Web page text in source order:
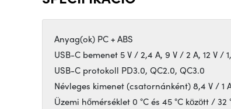
Anyag(ok) PC + ABS
USB-C bemenet 5 V / 2,4 A, 9 V / 2 A, 12 V /
USB-C protokoll PD3.0, QC2.0, QC3.0
Névleges kimenet (csatornánként) 8,4 V / 1
Üzemi hőmérséklet 0 °C és 45 °C között / 32